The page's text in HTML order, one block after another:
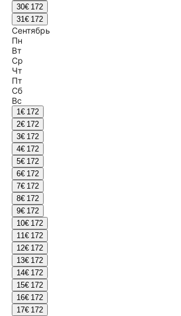
30€ 172
31€ 172
Сентябрь
Пн
Вт
Ср
Чт
Пт
Сб
Вс
1€ 172
2€ 172
3€ 172
4€ 172
5€ 172
6€ 172
7€ 172
8€ 172
9€ 172
10€ 172
11€ 172
12€ 172
13€ 172
14€ 172
15€ 172
16€ 172
17€ 172